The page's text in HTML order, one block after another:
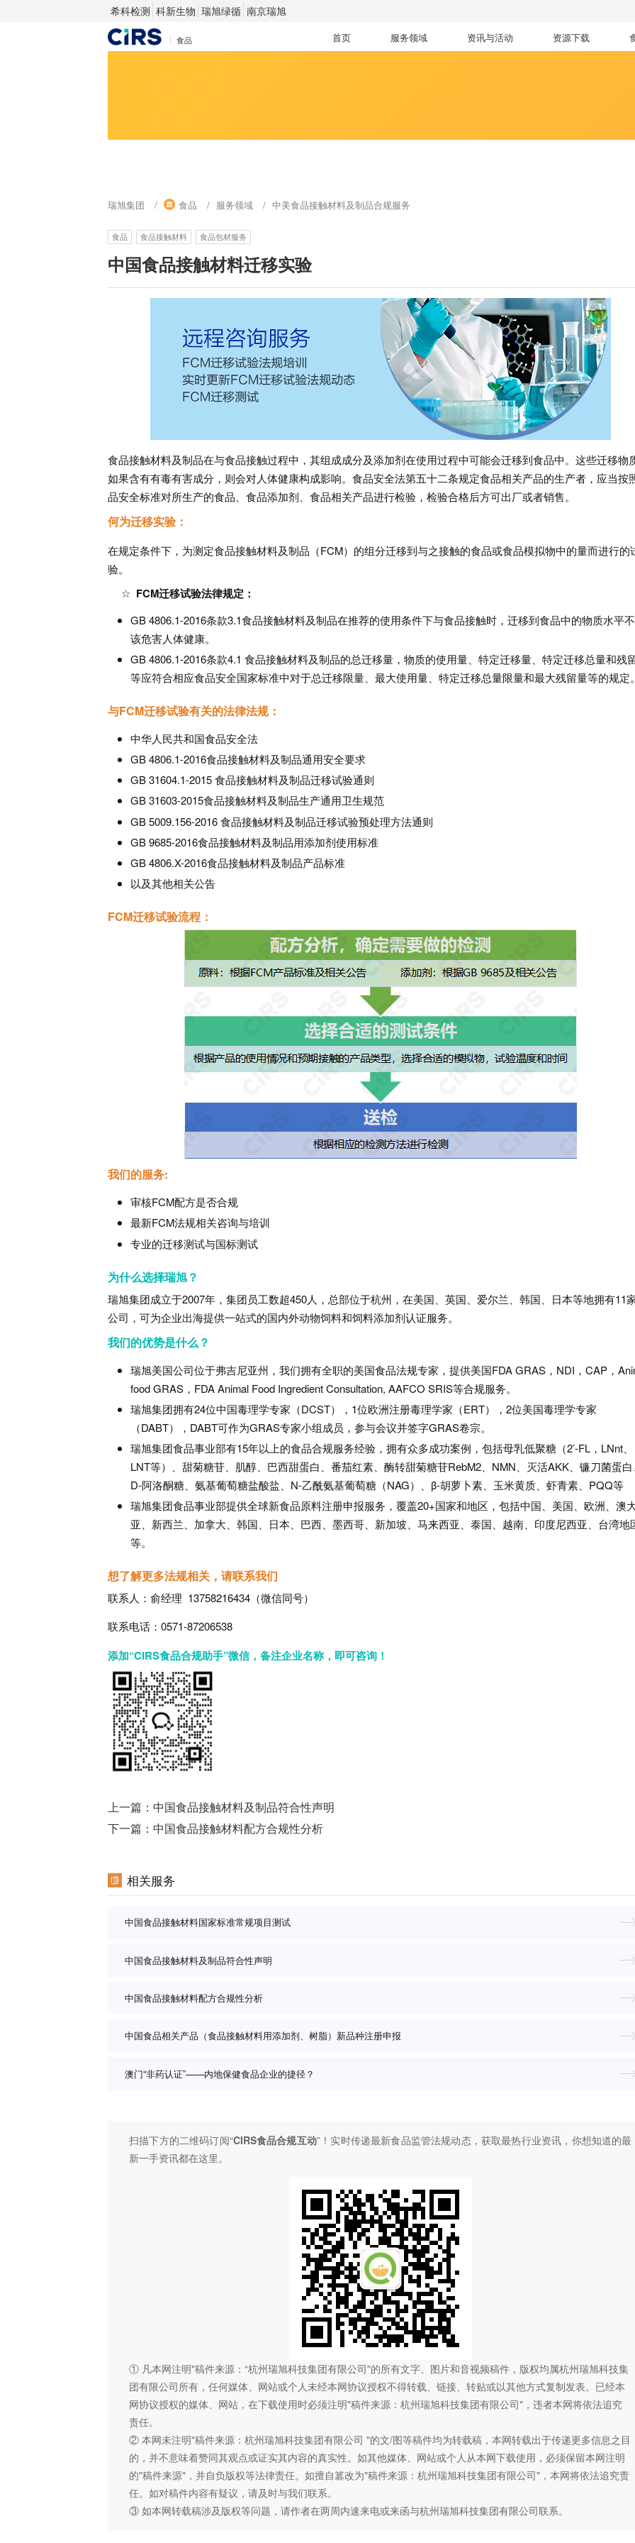
希科检测 科新生物 瑞旭绿循 南京瑞旭
食品 首页 服务领域 资讯与活动 资源下载
瑞旭集团 食品 服务领域 中美食品接触材料及制品合规服务
食品 食品接触材料 食品包材服务
中国食品接触材料迁移实验
食品接触材料及制品在与食品接触过程中，其组成成分及添加剂在使用过程中可能会迁移到食品中。这些迁移物
如果含有有毒有害成分，则会对人体健康构成影响。食品安全法第五十二条规定食品相关产品的生产者，应当按
品安全标准对所生产的食品、食品添加剂、食品相关产品进行检验，检验合格后方可出厂或者销售。
何为迁移实验：
在规定条件下，为测定食品接触材料及制品（FCM）的组分迁移到与之接触的食品或食品模拟物中的量而进行的
验。
FCM迁移试验法律规定：
GB 4806.1-2016条款3.1食品接触材料及制品在推荐的使用条件下与食品接触时，迁移到食品中的物质水平
该危害人体健康。
GB 4806.1-2016条款4.1 食品接触材料及制品的总迁移量，物质的使用量、特定迁移量、特定迁移总量和残
等应符合相应食品安全国家标准中对于总迁移限量、最大使用量、特定迁移总量限量和最大残留量等的规定
与FCM迁移试验有关的法律法规：
中华人民共和国食品安全法
GB 4806.1-2016食品接触材料及制品通用安全要求
GB 31604.1-2015 食品接触材料及制品迁移试验通则
GB 31603-2015食品接触材料及制品生产通用卫生规范
GB 5009.156-2016 食品接触材料及制品迁移试验预处理方法通则
GB 9685-2016食品接触材料及制品用添加剂使用标准
GB 4806.X-2016食品接触材料及制品产品标准
以及其他相关公告
FCM迁移试验流程：
我们的服务:
审核FCM配方是否合规
最新FCM法规相关咨询与培训
专业的迁移测试与国标测试
为什么选择瑞旭？
瑞旭集团成立于2007年，集团员工数超450人，总部位于杭州，在美国、英国、爱尔兰、韩国、日本等地拥有11
公司，可为企业出海提供一站式的国内外动物饲料和饲料添加剂认证服务。
我们的优势是什么？
瑞旭美国公司位于弗吉尼亚州，我们拥有全职的美国食品法规专家，提供美国FDA GRAS ， NDI ， CAP ，
food GRAS ， FDA Animal Food Ingredient Consultation, AAFCO SRIS等合规服务。
瑞旭集团拥有24位中国毒理学专家（DCST）， 1位欧洲注册毒理学家（ERT）， 2位美国毒理学专家
（DABT）， DABT可作为GRAS专家小组成员，参与会议并签字GRAS卷宗。
瑞旭集团食品事业部有15年以上的食品合规服务经验，拥有众多成功案例，包括母乳低聚糖（2’-FL ， LNnt
LNT等）、甜菊糖苷、肌醇、巴西甜蛋白、番茄红素、酶转甜菊糖苷RebM2 NMN 、灭活AKK 、镰刀菌蛋
D-阿洛酮糖、氨基葡萄糖盐酸盐、 N-乙酰氨基葡萄糖（NAG）、β-胡萝卜素、玉米黄质、虾青素、 PQQ等
瑞旭集团食品事业部提供全球新食品原料注册申报服务，覆盖20+国家和地区，包括中国、美国、欧洲、澳
亚、新西兰、加拿大、韩国、日本、巴西、墨西哥、新加坡、马来西亚、泰国、越南、印度尼西亚、台湾地
等。
想了解更多法规相关，请联系我们
联系人：俞经理 13758216434（微信同号）
联系电话：0571-87206538
添加“CIRS食品合规助手”微信，备注企业名称，即可咨询！
上一篇： 中国食品接触材料及制品符合性声明
下一篇： 中国食品接触材料配方合规性分析
相关服务
中国食品接触材料国家标准常规项目测试
中国食品接触材料及制品符合性声明
中国食品接触材料配方合规性分析
中国食品相关产品（食品接触材料用添加剂、树脂）新品种注册申报
澳门“非药认证”——内地保健食品企业的捷径？
扫描下方的二维码订阅“CIRS食品合规互动”！ 实时传递最新食品监管法规动态，获取最热行业资讯， 你想知道的最
新一手资讯都在这里。
① 凡本网注明"稿件来源：“杭州瑞旭科技集团有限公司"的所有文字、图片和音视频稿件，版权均属杭州瑞旭科技集
团有限公司所有，任何媒体、网站或个人未经本网协议授权不得转载、链接、转贴或以其他方式复制发表。已经本
网协议授权的媒体、网站，在下载使用时必须注明"稿件来源：杭州瑞旭科技集团有限公司"，违者本网将依法追究
责任。
② 本网未注明"稿件来源：杭州瑞旭科技集团有限公司 "的文/图等稿件均为转载稿，本网转载出于传递更多信息之目
的，并不意味着赞同其观点或证实其内容的真实性。如其他媒体、网站或个人从本网下载使用，必须保留本网注明
的"稿件来源"，并自负版权等法律责任。如擅自篡改为"稿件来源：杭州瑞旭科技集团有限公司"，本网将依法追究责
任。如对稿件内容有疑议，请及时与我们联系。
③ 如本网转载稿涉及版权等问题，请作者在两周内速来电或来函与杭州瑞旭科技集团有限公司联系。